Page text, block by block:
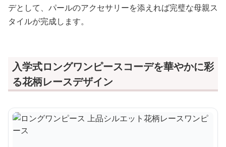
デとして、パールのアクセサリーを添えれば完璧な母親ス
タイルが完成します。
入学式ロングワンピースコーデを華やかに彩
る花柄レースデザイン